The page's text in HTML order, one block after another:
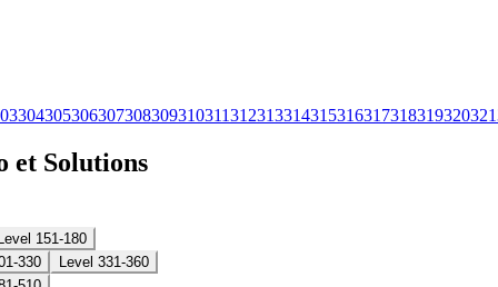
304305306307308309310311312313314315316317318319320321
et Solutions
151-180
330
Level 331-360